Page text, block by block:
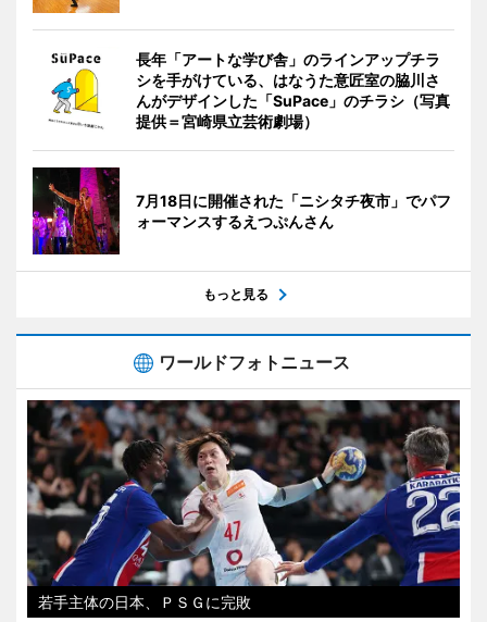
長年「アートな学び舎」のラインアップチラ
シを手がけている、はなうた意匠室の脇川さ
んがデザインした「SuPace」のチラシ（写真
提供＝宮崎県立芸術劇場）
7月18日に開催された「ニシタチ夜市」でパフ
ォーマンスするえつぷんさん
もっと見る
ワールドフォトニュース
若手主体の日本、ＰＳＧに完敗